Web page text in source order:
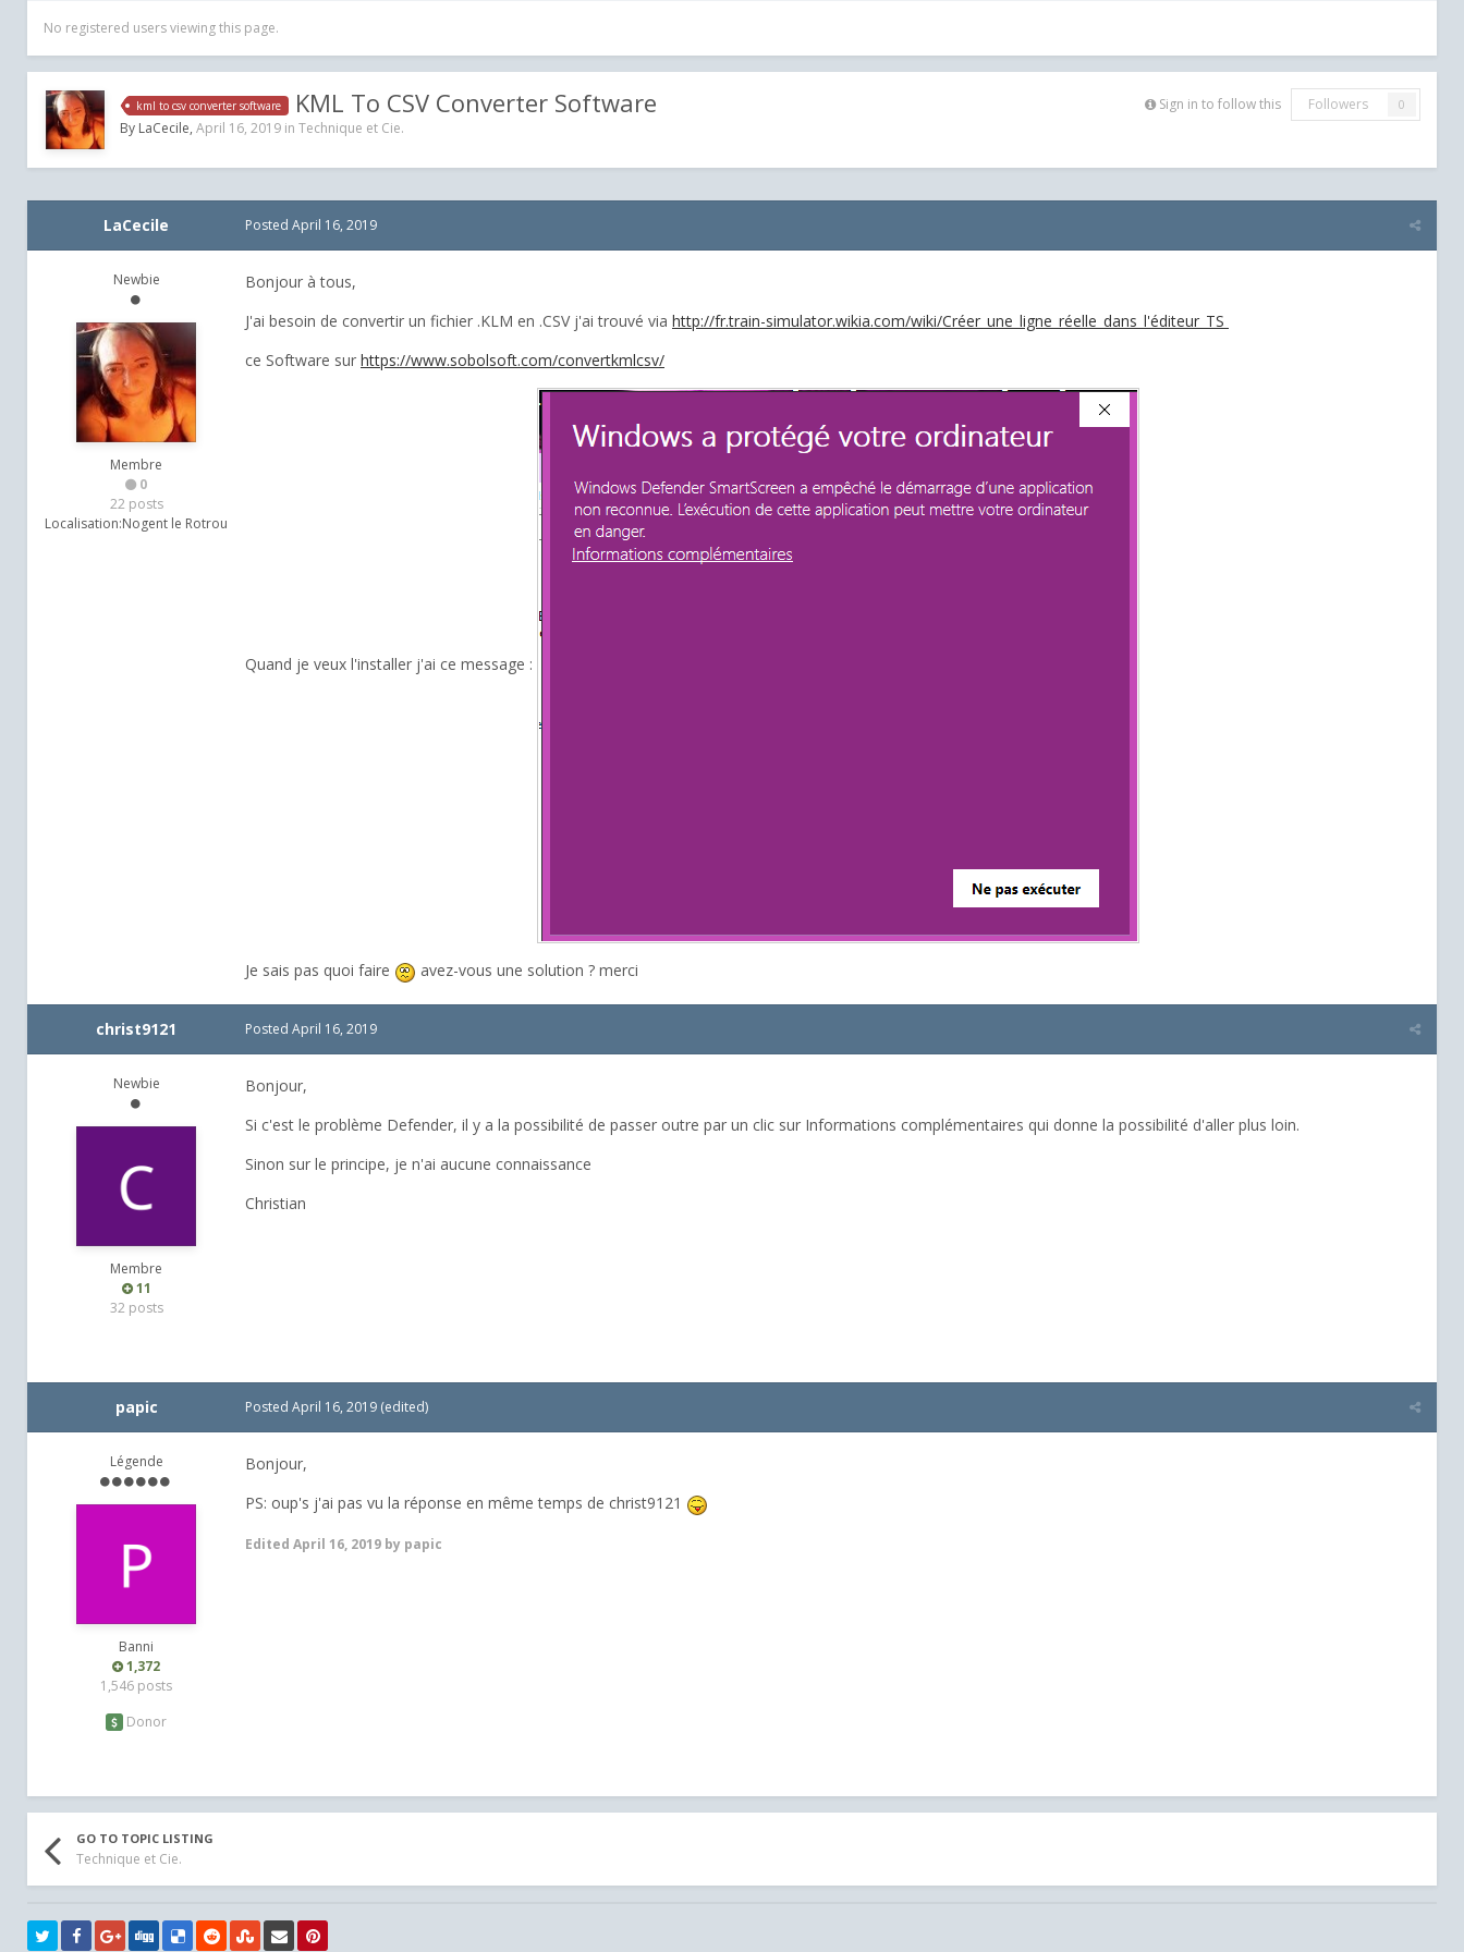
No registered users viewing this page.
Sign in to follow this Followers 0
kml to csv converter software KML To CSV Converter Software
By LaCecile, April 16, 2019 in Technique et Cie.
LaCecile
Newbie
Membre
0
22 posts
Localisation:Nogent le Rotrou
Posted April 16, 2019
Bonjour à tous,
J'ai besoin de convertir un fichier .KLM en .CSV j'ai trouvé via http://fr.train-simulator.wikia.com/wiki/Créer_une_ligne_réelle_dans_l'éditeur_TS
ce Software sur https://www.sobolsoft.com/convertkmlcsv/
Quand je veux l'installer j'ai ce message :
Je sais pas quoi faire avez-vous une solution ? merci
christ9121
Newbie
Membre
11
32 posts
Posted April 16, 2019
Bonjour,
Si c'est le problème Defender, il y a la possibilité de passer outre par un clic sur Informations complémentaires qui donne la possibilité d'aller plus loin.
Sinon sur le principe, je n'ai aucune connaissance
Christian
papic
Légende
Banni
1,372
1,546 posts
Donor
Posted April 16, 2019 (edited)
Bonjour,
PS: oup's j'ai pas vu la réponse en même temps de christ9121
Edited April 16, 2019 by papic
GO TO TOPIC LISTING
Technique et Cie.